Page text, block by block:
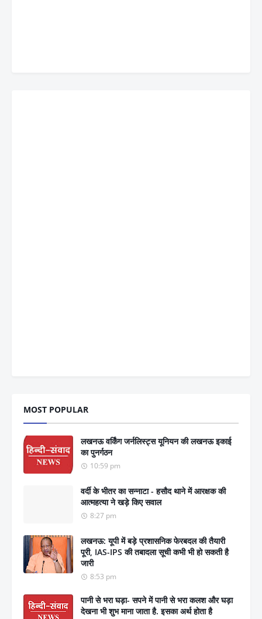
MOST POPULAR
लखनऊ वर्किंग जर्नलिस्ट्स यूनियन की लखनऊ इकाई
का पुनर्गठन
10:59 pm
वर्दी के भीतर का सन्नाटा - हसौद थाने में आरक्षक की
आत्महत्या ने खड़े किए सवाल
8:27 pm
लखनऊ: यूपी में बड़े प्रशासनिक फेरबदल की तैयारी
पूरी, IAS-IPS की तबादला सूची कभी भी हो सकती है
जारी
8:53 pm
पानी से भरा घड़ा- सपने में पानी से भरा कलश और घड़ा
देखना भी शुभ माना जाता है. इसका अर्थ होता है